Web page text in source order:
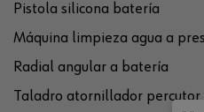
Pistola silicona batería
Máquina limpieza agua a
Radial angular a batería
Taladro atornillador